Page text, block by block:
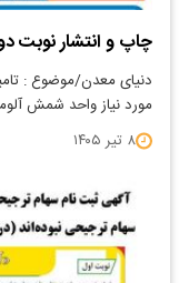
چاپ و انتشار نوبت
دنیای معدن/موضوع :
مورد نیاز واحد شمش
۸ تیر ۱۴۰۵